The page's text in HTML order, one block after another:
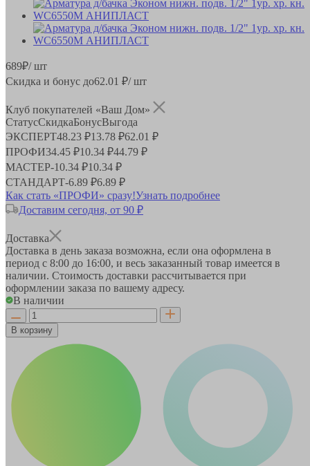
689₽/ шт
Скидка и бонус до62.01 ₽/ шт
Клуб покупателей «Ваш Дом»
СтатусСкидкаБонусВыгода
ЭКСПЕРТ48.23 ₽13.78 ₽62.01 ₽
ПРОФИ34.45 ₽10.34 ₽44.79 ₽
МАСТЕР-10.34 ₽10.34 ₽
СТАНДАРТ-6.89 ₽6.89 ₽
Как стать «ПРОФИ» сразу!Узнать подробнее
Доставим сегодня, от 90 ₽
Доставка
Доставка в день заказа возможна, если она оформлена в
период с 8:00 до 16:00, и весь заказанный товар имеется в
наличии. Стоимость доставки рассчитывается при
оформлении заказа по вашему адресу.
В наличии
В корзину